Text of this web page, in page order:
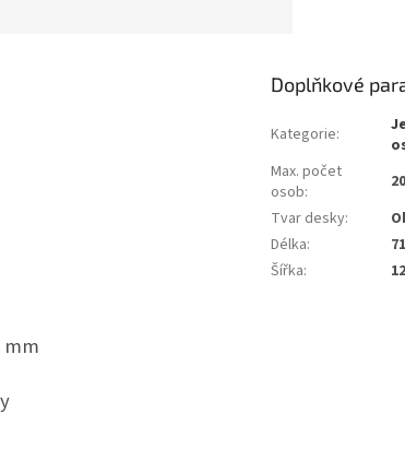
mm
Doplňkové
Kategorie:
Max. počet
osob:
20
Tvar desky:
Délka:
Šířka: